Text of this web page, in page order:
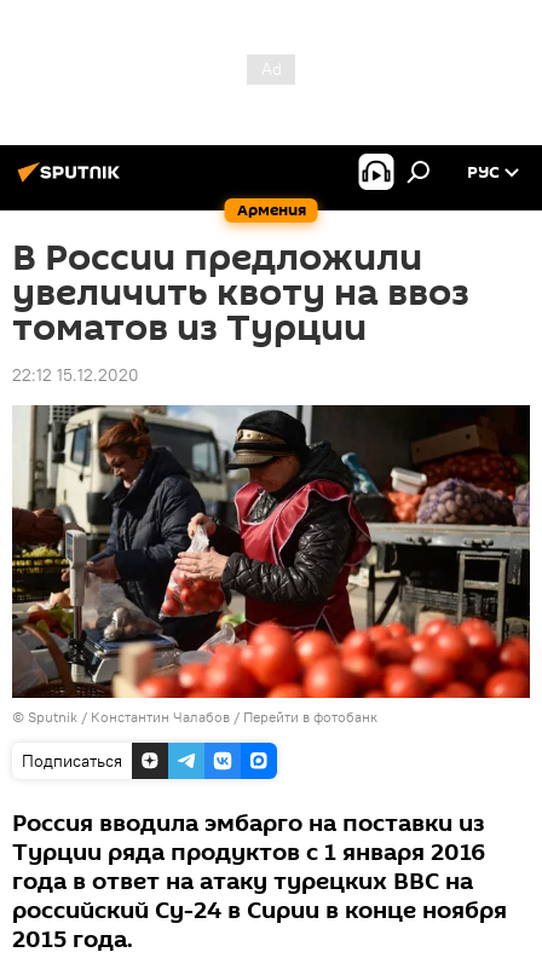
Армения
РУС
В России предложили
увеличить квоту на ввоз
томатов из Турции
22:12 15.12.2020
© Sputnik / Константин Чалабов / Перейти в фотобанк
Подписаться
Россия вводила эмбарго на поставки из
Турции ряда продуктов с 1 января 2016
года в ответ на атаку турецких ВВС на
российский Су-24 в Сирии в конце ноября
2015 года.